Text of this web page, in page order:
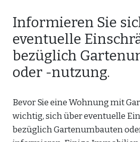
Informieren Sie
eventuelle
bezüglich
oder -nutzung.
Bevor Sie eine Wohnung mit
wichtig, sich über eventuelle
bezüglich Gartenumbauten